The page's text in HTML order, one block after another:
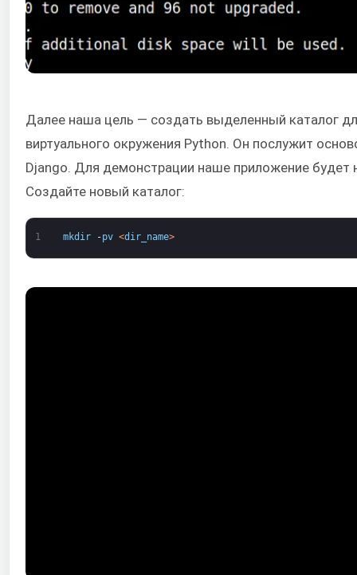
Далее наша цель — создать выделенный каталог
виртуального окружения Python. Он послужит
Django. Для демонстрации наше приложение будет
Создайте новый каталог:
1 mkdir -pv <dir_name>